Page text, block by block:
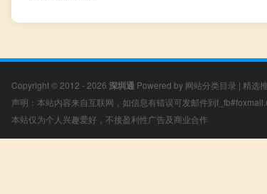
Copyright © 2012 - 2026 深圳通 Powered by 网站分类目录 | 精选
声明：本站内容来自互联网，如信息有错误可发邮件到
本站仅为个人兴趣爱好，不接盈利性广告及商业合作